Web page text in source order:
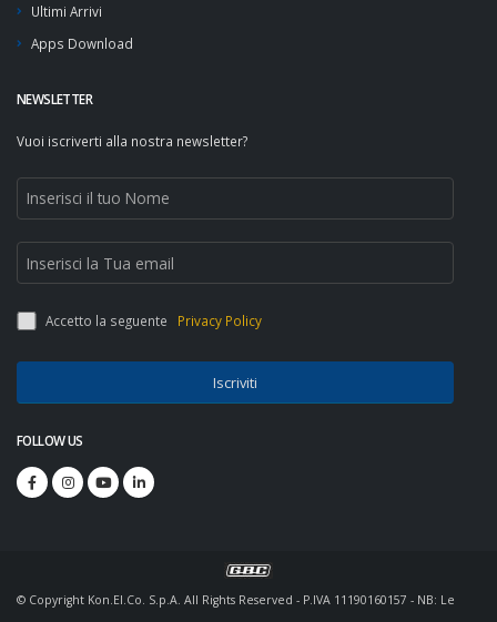
Ultimi Arrivi
Apps Download
NEWSLETTER
Vuoi iscriverti alla nostra newsletter?
Accetto la seguente Privacy Policy
Iscriviti
FOLLOW US
© Copyright Kon.El.Co. S.p.A. All Rights Reserved - P.IVA 11190160157 - NB: Le